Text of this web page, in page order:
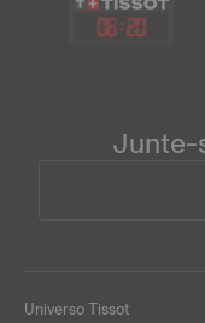
06:20
Universo Tissot